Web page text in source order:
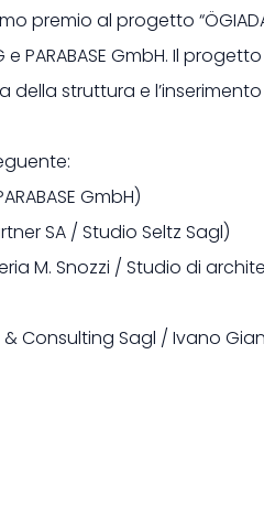
premio al progetto
PARABASE GmbH. Il
struttura e
GmbH)
SA / Studio Seltz Sagl)
M. Snozzi / Studio di
& Consulting Sagl / Ivano